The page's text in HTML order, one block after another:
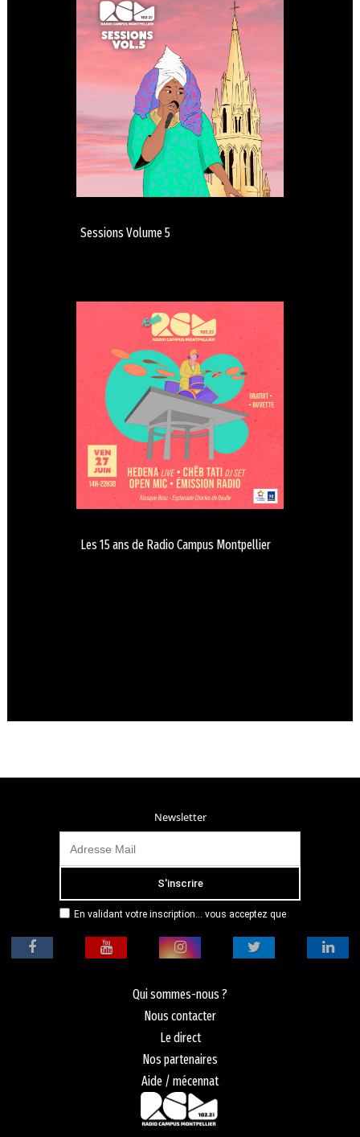
Sessions Volume 5
Les 15 ans de Radio Campus Montpellier
Newsletter
En validant votre inscription... vous acceptez que
adresse email dans le but de vous envoyer
mensuellement sa lettre d’informations. Pour plus
politique de confidentialité.
Qui sommes-nous ?
Nous contacter
Le direct
Nos partenaires
Aide / mécennat